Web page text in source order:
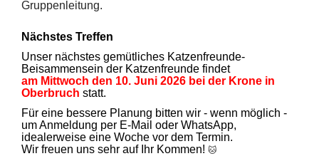
Gruppenleitung.
Nächstes Treffen
Unser nächstes gemütliches Katzenfreunde-
Beisammensein der Katzenfreunde findet
am Mittwoch den 10. Juni 2026 bei der Krone in
Oberbruch statt.
Für eine bessere Planung bitten wir - wenn möglich -
um Anmeldung per E-Mail oder WhatsApp,
idealerweise eine Woche vor dem Termin.
Wir freuen uns sehr auf Ihr Kommen! 🐱